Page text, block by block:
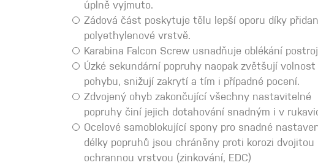
úplně vyjmuto.
Zádová část poskytuje tělu lepší oporu díky
polyethylenové vrstvě.
Karabina Falcon Screw usnadňuje oblékání
Úzké sekundární popruhy naopak zvětšují volnost
pohybu, snižují zakrytí a tím i případné pocení.
Zdvojený ohyb zakončující všechny nastavitelné
popruhy činí jejich dotahování snadným i v
Ocelové samoblokující spony pro snadné
délky popruhů jsou chráněny proti korozi dvojitou
ochrannou vrstvou (zinkování, EDC)